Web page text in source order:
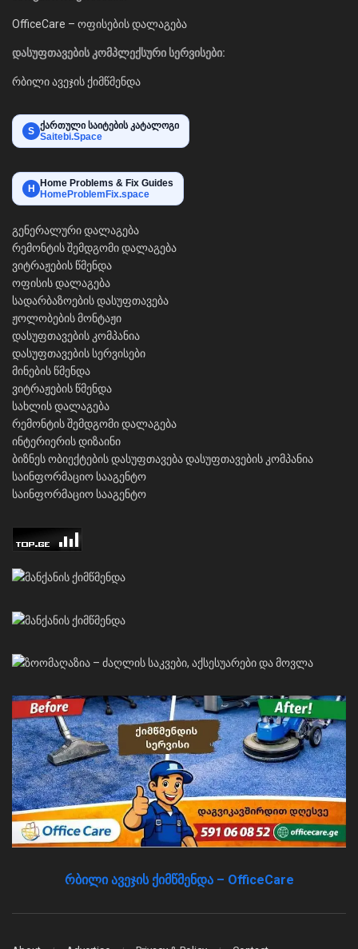
OfficeCare – ოფისების დალაგება
დასუფთავების კომპლექსური სერვისები:
რბილი ავეჯის ქიმწმენდა
S ქართული საიტების კატალოგი
Saitebi.Space
H
Home Problems & Fix Guides
HomeProblemFix.space
გენერალური დალაგება
რემონტის შემდგომი დალაგება
ვიტრაჟების წმენდა
ოფისის დალაგება
სადარბაზოების დასუფთავება
ჟოლობების მონტაჟი
დასუფთავების კომპანია
დასუფთავების სერვისები
მინების წმენდა
ვიტრაჟების წმენდა
სახლის დალაგება
რემონტის შემდგომი დალაგება
ინტერიერის დიზაინი
ბიზნეს ობიექტების დასუფთავებადასუფთავების კომპანია
საინფორმაციო სააგენტო
საინფორმაციო სააგენტო
რბილი ავეჯის ქიმწმენდა – OfficeCare